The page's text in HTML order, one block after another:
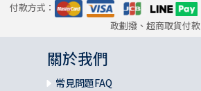
付款方式：
政劃撥、超商取貨付款
關於我們
常見問題FAQ